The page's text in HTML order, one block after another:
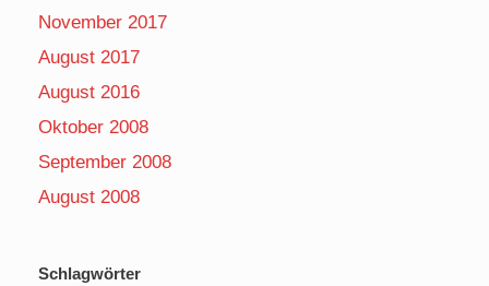
November 2017
August 2017
August 2016
Oktober 2008
September 2008
August 2008
Schlagwörter